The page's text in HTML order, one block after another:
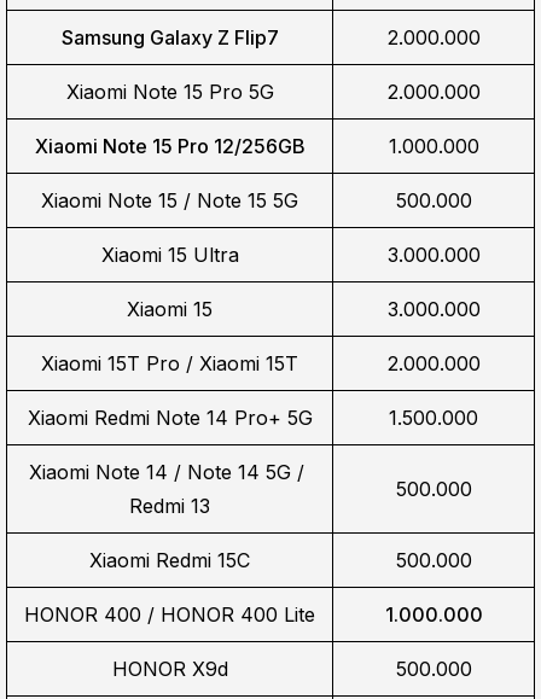
Samsung Galaxy Z Flip7 2.000.000
Xiaomi Note 15 Pro 5G 2.000.000
Xiaomi Note 15 Pro 12/256GB 1.000.000
Xiaomi Note 15 / Note 15 5G 500.000
Xiaomi 15 Ultra 3.000.000
Xiaomi 15 3.000.000
Xiaomi 15T Pro / Xiaomi 15T 2.000.000
Xiaomi Redmi Note 14 Pro+ 5G 1.500.000
Xiaomi Note 14 / Note 14 5G /
Redmi 13
500.000
Xiaomi Redmi 15C 500.000
HONOR 400 / HONOR 400 Lite 1.000.000
HONOR X9d 500.000